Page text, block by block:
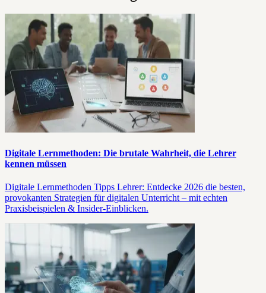
Digitale Lernmethoden: Die brutale Wahrheit, die Lehrer
kennen müssen
Digitale Lernmethoden Tipps Lehrer: Entdecke 2026 die besten,
provokanten Strategien für digitalen Unterricht – mit echten
Praxisbeispielen & Insider-Einblicken.